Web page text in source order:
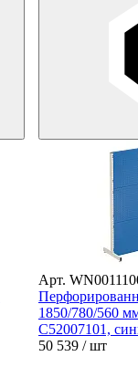
Арт.
1850/780/560
C52007101,
50 539 / шт